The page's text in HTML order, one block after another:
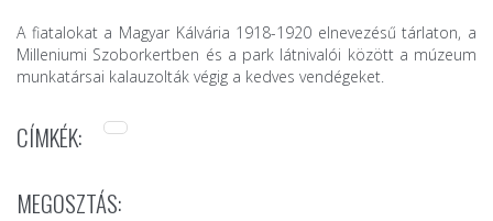
A fiatalokat a Magyar Kálvária 1918-1920 elnevezésű tárlaton, a
Milleniumi Szoborkertben és a park látnivalói között a múzeum
munkatársai kalauzolták végig a kedves vendégeket.
CÍMKÉK:
MEGOSZTÁS: